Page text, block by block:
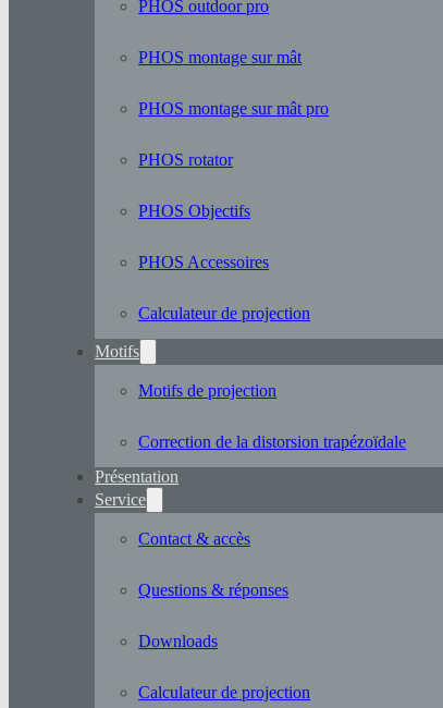
PHOS outdoor pro
PHOS montage sur mât
PHOS montage sur mât pro
PHOS rotator
PHOS Objectifs
PHOS Accessoires
Calculateur de projection
Motifs
Motifs de projection
Correction de la distorsion trapézoïdale
Présentation
Service
Contact & accès
Questions & réponses
Downloads
Calculateur de projection